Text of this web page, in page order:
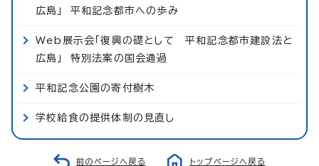
広島」 平和記念都市への歩み
Web展示会「復興の礎として 平和記念都市建設法と
広島」 特別法案の国会通過
平和記念公園の寄付樹木
学校給食の提供体制の見直し
前のページへ戻る トップページへ戻る